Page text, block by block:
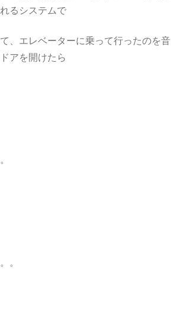
るシステムで
、エレベーターに乗って行ったのを音
アを開けたら
。